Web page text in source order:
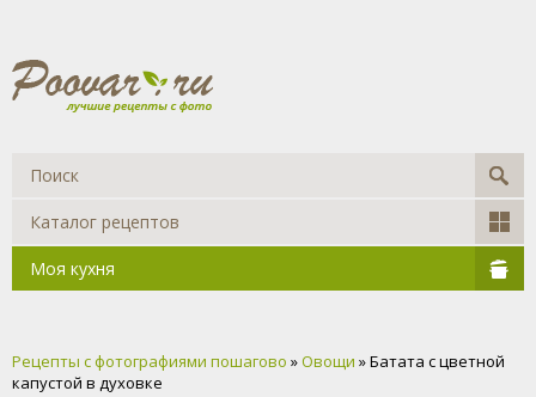
Каталог рецептов
Моя кухня
Рецепты с фотографиями пошагово »Овощи » Батата с цветной
капустой в духовке